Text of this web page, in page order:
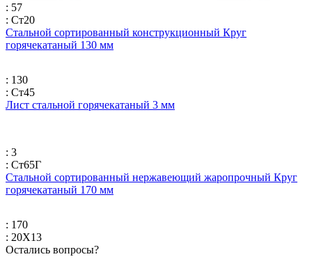
: 57
: Ст20
Стальной сортированный конструкционный Круг
горячекатаный 130 мм
: 130
: Ст45
Лист стальной горячекатаный 3 мм
: 3
: Ст65Г
Стальной сортированный нержавеющий жаропрочный Круг
горячекатаный 170 мм
: 170
: 20Х13
Остались вопросы?